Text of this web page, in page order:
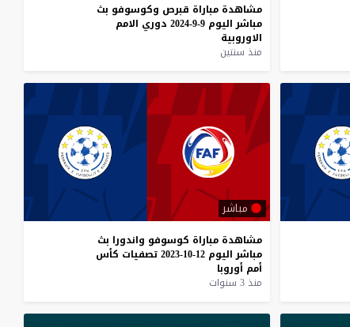
مشاهدة مباراة قبرص وكوسوفو بث
مباشر اليوم 9-9-2024 دوري الامم
الاوروبية
منذ سنتين
مباشر
مشاهدة مباراة كوسوفو واندورا بث
مباشر اليوم 12-10-2023 تصفيات كأس
أمم أوروبا
منذ 3 سنوات